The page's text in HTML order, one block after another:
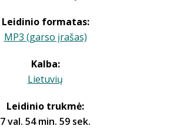
Leidinio formatas:
MP3 (garso įrašas)
Kalba:
Lietuvių
Leidinio trukmė:
7 val. 54 min. 59 sek.